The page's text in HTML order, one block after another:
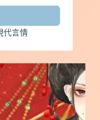
代言情